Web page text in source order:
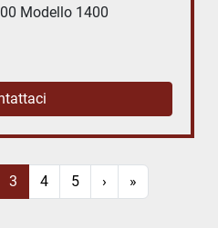
Modello 1400
3 4 5 › »